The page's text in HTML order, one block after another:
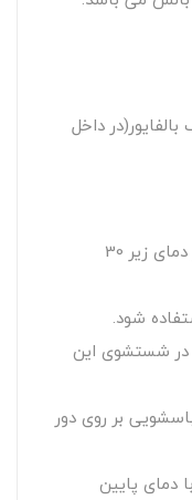
داخل
شستشوی این محصول باید در دمای زیر 30
شود.
در شستشوی این
بر روی دور
دمای پایین